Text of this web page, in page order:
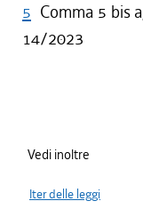
5 Comma 5 bis
14/2023
Vedi inoltre
Iter delle leggi